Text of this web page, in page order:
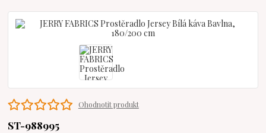
Ohodnotit produkt
ST-988995